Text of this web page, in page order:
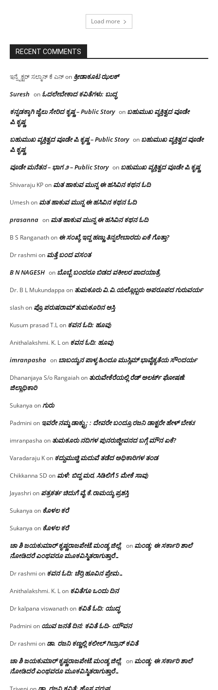
Load more
RECENT COMMENTS
ಇನ್ಸ್ಪೆಕ್ಟರ್ ಸಲ್ಮಾನ್ ಕೆ ಎನ್on ಕ್ರೀಡಾಕೂಟ ಝಲಕ್
Suresh on ಓದಲೇಬೇಕಾದ‌ ಕವಿತೆಗಳು: ಬುದ್ಧ
ಕನ್ನಡಕ್ಕಾಗಿ ಜೈಲು ಸೇರಿದ ಕೃಷ್ಣ – Public Story on ಬಹುಮುಖ ವ್ಯಕ್ತಿತ್ವದ ವೂಡೇ
ಪಿ.ಕೃಷ್ಣ
ಬಹುಮುಖ ವ್ಯಕ್ತಿತ್ವದ ವೂಡೇ ಪಿ.ಕೃಷ್ಣ – Public Story on ಬಹುಮುಖ ವ್ಯಕ್ತಿತ್ವದ ವೂಡೇ
ಪಿ.ಕೃಷ್ಣ
ವೂಡೇ ಮನೆತನ – ಭಾಗ ೨ – Public Story on ಬಹುಮುಖ ವ್ಯಕ್ತಿತ್ವದ ವೂಡೇ ಪಿ.ಕೃಷ್ಣ
Shivaraju KPon ಮತ ಹಾಕುವ ಮುನ್ನ ಈ ಹಸಿವಿನ ಕಥನ ಓದಿ
Umeshon ಮತ ಹಾಕುವ ಮುನ್ನ ಈ ಹಸಿವಿನ ಕಥನ ಓದಿ
prasanna on ಮತ ಹಾಕುವ ಮುನ್ನ ಈ ಹಸಿವಿನ ಕಥನ ಓದಿ
B S Ranganathon ಈ ಸಂಖ್ಯೆ ಇದ್ದ ಹಣ್ಣು ತಿನ್ನಲೇಬಾರದು ಏಕೆ ಗೊತ್ತಾ?
Dr rashmi on ಮತ್ತೆ ಬಂದ ವಸಂತ
B N NAGESH on ಬೊಬ್ಬೆ ಬಂದರೂ ಬಿಡದ ವಕೀಲರ ಪಾದಯಾತ್ರೆ
Dr. B L Mukundappa on ತುಮಕೂರು‌ ವಿ.ವಿ.ಯಲ್ಲೊಬ್ಬರು ಅಪರೂಪದ ಗುರುವರ್ಯ
slashon ಪ್ರೊ.ಪರುಷರಾಮ್ ತುಮಕೂರಿನ ಆಸ್ತಿ
Kusum prasad T.Lon ಕವನ ಓದಿ: ಹೂವು
Anithalakshmi. K. Lon ಕವನ ಓದಿ: ಹೂವು
imranpasha on ಬಾಬಯ್ಯನ ಪಾಳ್ಯ ಹಿಂದೂ ಮುಸ್ಲಿಮ್ ಭಾವೈಕ್ಯತೆಯ ಸೌಂದರ್ಯ
Dhananjaya S/o Rangaiahon ತುರುವೇಕೆರೆಯಲ್ಲಿ ರೆಡ್ ಅಲರ್ಟ್ ಘೋಷಣೆ:
ಜಿಲ್ಲಾಧಿಕಾರಿ
Sukanya onಗುರು
Padmini on ಇವರೇ ನಮ್ಮ ಡಾಕ್ಟ್ರು; : ದೇವರೇ ಬಂದ್ರೂ ರಜನಿ ಡಾಕ್ಟರೇ ಹೇಳ್ ಬೇಕು!
imranpasha on ತುಮಕೂರು ನದಿಗಳ ಪುನರುಜ್ಜೀವನದ ಬಗ್ಗೆ ಮೌನ ಏಕೆ?
Varadaraju Kon ಕದ್ದುಮುಚ್ಚಿ ಮದುವೆ ತಡೆದ ಅಧಿಕಾರಿಗಳ ತಂಡ
Chikkanna SD on ಮಳೆ: ಬಿದ್ದ ಮರ, ಸಿಡಿಲಿಗೆ 5 ಮೇಕೆ ಸಾವು
Jayashri on ಪತ್ರಕರ್ತ ಚಿದುಗೆ ವೈ.ಕೆ.ರಾಮಯ್ಯ ಪ್ರಶಸ್ತಿ
Sukanya on ಕೊಳಲ ಕರೆ
Sukanya on ಕೊಳಲ ಕರೆ
ಚಾ ಶಿ ಜಯಕುಮಾರ್ ಕೃಷ್ಣರಾಜಪೇಟೆ.ಮಂಡ್ಯ ಜಿಲ್ಲೆ. on ಮಂಡ್ಯ: ಈ ಸರ್ಕಾರಿ ಶಾಲೆ
ನೋಡಿದರೆ ಎಂಥವರೂ ಮೂಕವಿಸ್ಮಿತರಾಗುತ್ತಾರೆ…
Dr rashmi on ಕವನ ಓದಿ: ಚೆರ್ರಿ ಹೂವಿನ ಪ್ರೇಮ…
Anithalakshmi. K. Lon ಕವಿತೆಗೂ ಒಂದು ದಿನ
Dr kalpana viswanathon ಕವಿತೆ ಓದಿ: ಯುದ್ಧ
Padmini on ಯುವ ಜನತೆ ದಿನ: ಕವಿತೆ ಓದಿ- ಯೌವನ
Dr rashmi on ಡಾ. ರಜನಿ‌ ಕಣ್ಣಲ್ಲಿ ಕಲೀಲ್ ಗಿಬ್ರಾನ್ ಕವಿತೆ
ಚಾ ಶಿ ಜಯಕುಮಾರ್ ಕೃಷ್ಣರಾಜಪೇಟೆ.ಮಂಡ್ಯ ಜಿಲ್ಲೆ. on ಮಂಡ್ಯ: ಈ ಸರ್ಕಾರಿ ಶಾಲೆ
ನೋಡಿದರೆ ಎಂಥವರೂ ಮೂಕವಿಸ್ಮಿತರಾಗುತ್ತಾರೆ…